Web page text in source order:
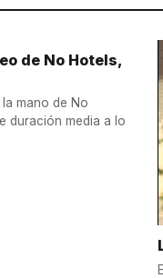
de No Hotels,
mano de No
duración media a lo